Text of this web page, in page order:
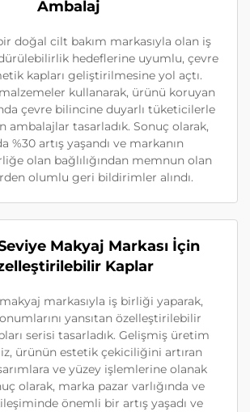
Ambalaj
doğal cilt bakım markasıyla olan iş
hedeflerine uyumlu, çevre
kapları geliştirilmesine yol açtı.
kullanarak, ürünü koruyan
çevre bilincine duyarlı tüketicilerle
ambalajlar tasarladık. Sonuç olarak,
%30 artış yaşandı ve markanın
olan bağlılığından memnun olan
olumlu geri bildirimler alındı.
Makyaj Markası İçin
Kaplar
markasıyla iş birliği yaparak,
yansıtan özelleştirilebilir
serisi tasarladık. Gelişmiş üretim
ürünün estetik çekiciliğini artıran
ve yüzey işlemlerine olanak
olarak, marka pazar varlığında ve
önemli bir artış yaşadı ve